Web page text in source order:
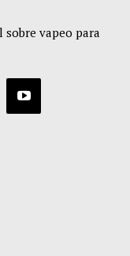
sobre vapeo para